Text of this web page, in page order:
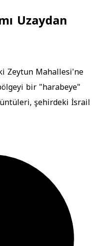
Uzaydan
Zeytun Mahallesi'ne
bir "harabeye"
şehirdeki İsrail